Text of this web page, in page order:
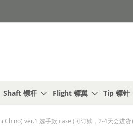
Shaft 镖杆 Flight 镖翼 Tip 镖针
Chino) ver.1 选手款 case (可订购，2-4天会进货)